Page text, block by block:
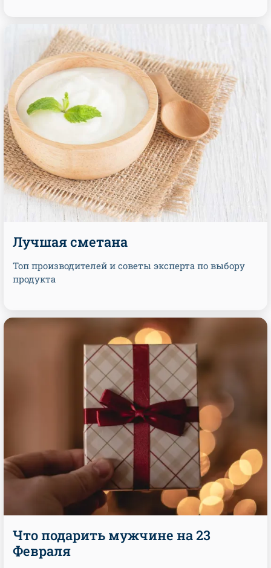
Лучшая сметана
Топ производителей и советы эксперта по выбору
продукта
Что подарить мужчине на 23
Февраля